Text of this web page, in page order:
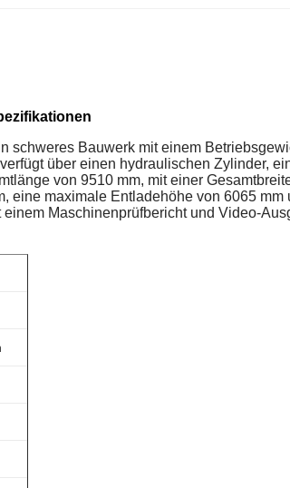
schweres Bauwerk mit einem
über einen hydraulischen Zylinder,
von 9510 mm, mit einer
eine maximale Entladehöhe von 6065
Maschinenprüfbericht und Video-